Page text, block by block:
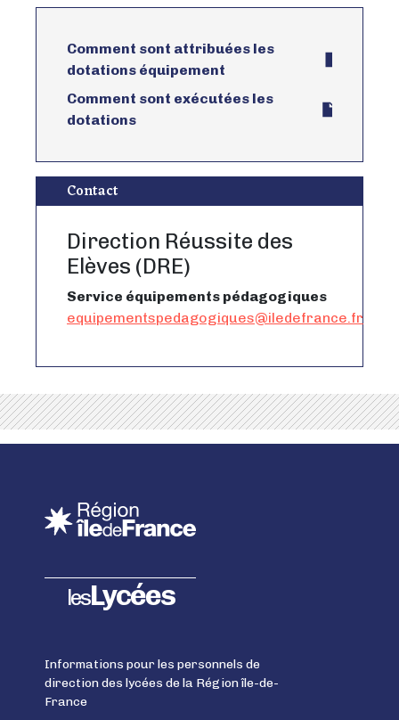
Comment sont attribuées les
dotations équipement
Comment sont exécutées les
dotations
Contact
Direction Réussite des
Elèves (DRE)
Service équipements pédagogiques
equipementspedagogiques@iledefrance.fr
lesLycées
Informations pour les personnels de
direction des lycées de la Région île-de-
France